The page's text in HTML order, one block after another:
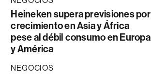
Heineken supera previsiones por
crecimiento en Asia y África
pese al débil consumo en Europa
y América
NEGOCIOS